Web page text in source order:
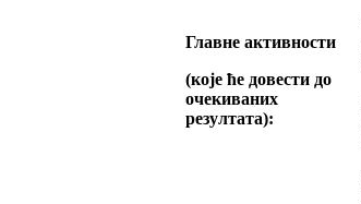
Главне активности
(које ће довести до
очекиваних
резултата):